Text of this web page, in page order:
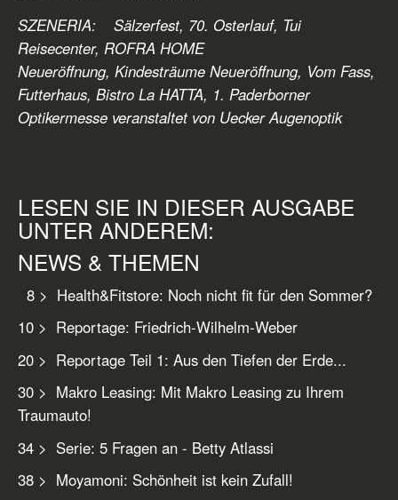
SZENERIA: Sälzerfest, 70. Osterlauf, Tui
Reisecenter, ROFRA HOME
Neueröffnung, Kindesträume Neueröffnung, Vom Fass,
Futterhaus, Bistro La HATTA, 1. Paderborner
Optikermesse veranstaltet von Uecker Augenoptik
LESEN SIE IN DIESER AUSGABE
UNTER ANDEREM:
NEWS & THEMEN
8 > Health&Fitstore: Noch nicht fit für den Sommer?
10 > Reportage: Friedrich-Wilhelm-Weber
20 > Reportage Teil 1: Aus den Tiefen der Erde...
30 > Makro Leasing: Mit Makro Leasing zu Ihrem
Traumauto!
34 > Serie: 5 Fragen an - Betty Atlassi
38 > Moyamoni: Schönheit ist kein Zufall!